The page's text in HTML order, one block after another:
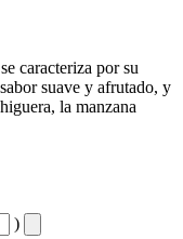
caracteriza por su
suave y afrutado, y
la manzana
)